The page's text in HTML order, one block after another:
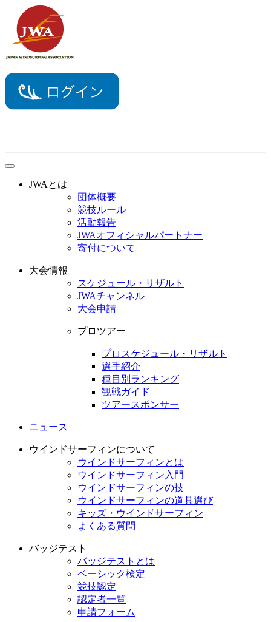
toggle
navigationJWAとは
団体概要
競技ルール
活動報告
JWAオフィシャルパートナー
寄付について
大会情報
スケジュール・リザルト
JWAチャンネル
大会申請
プロツアー
プロスケジュール・リザルト
選手紹介
種目別ランキング
観戦ガイド
ツアースポンサー
ニュース
ウインドサーフィンについて
ウインドサーフィンとは
ウインドサーフィン入門
ウインドサーフィンの技
ウインドサーフィンの道具選び
キッズ・ウインドサーフィン
よくある質問
バッジテスト
バッジテストとは
ベーシック検定
競技認定
認定者一覧
申請フォーム